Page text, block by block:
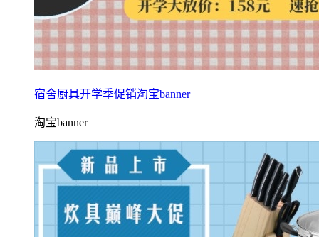
宿舍厨具开学季促销淘宝banner
淘宝banner